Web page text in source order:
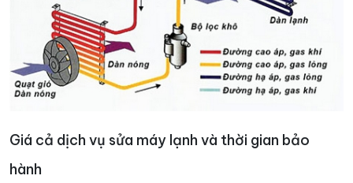
Giá cả dịch vụ sửa máy lạnh và thời gian bảo
hành